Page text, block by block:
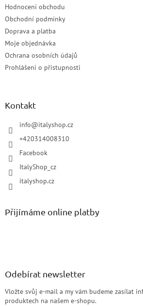
Hodnocení obchodu
Obchodní podmínky
Doprava a platba
Moje objednávka
Ochrana osobních údajů
Prohlášení o přístupnosti
Kontakt
info@italyshop.cz
+420314008310
Facebook
ItalyShop_cz
italyshop.cz
Přijímáme online platby
Odebírat newsletter
Vložte svůj e-mail a my vám budeme zasílat
produktech na našem e-shopu.